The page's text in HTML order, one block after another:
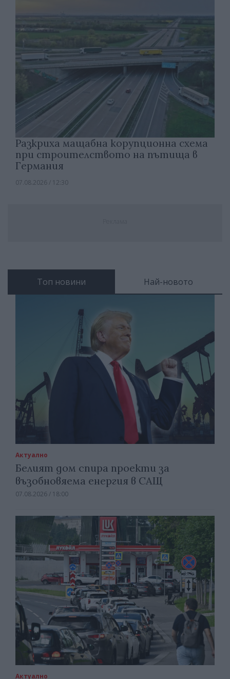
Разкриха мащабна корупционна схема
при строителството на пътища в
Германия
07.08.2026 / 12:30
Топ новини Най-новото
Актуално
Белият дом спира проекти за
възобновяема енергия в САЩ
07.08.2026 / 18:00
Актуално